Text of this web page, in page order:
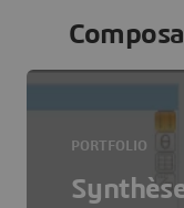
PORTFOLIO